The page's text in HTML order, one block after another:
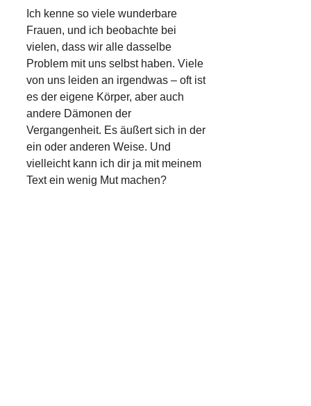
Ich kenne so viele wunderbare
Frauen, und ich beobachte bei
vielen, dass wir alle dasselbe
Problem mit uns selbst haben. Viele
von uns leiden an irgendwas – oft ist
es der eigene Körper, aber auch
andere Dämonen der
Vergangenheit. Es äußert sich in der
ein oder anderen Weise. Und
vielleicht kann ich dir ja mit meinem
Text ein wenig Mut machen?